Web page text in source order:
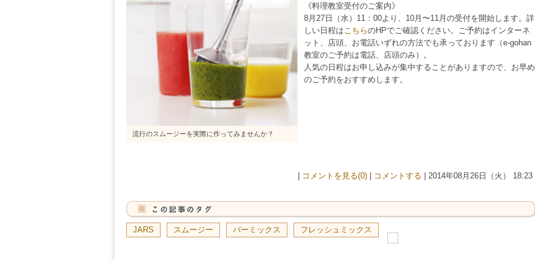
流行のスムージーを実際に作ってみませんか？
《料理教室受付のご案内》
8月27日（水）11：00より、10月〜11月の受付を開始します。詳
しい日程はこちらのHPでご確認ください。ご予約はインターネ
ット、店頭、お電話いずれの方法でも承っております（e-gohan
教室のご予約は電話、店頭のみ）。
人気の日程はお申し込みが集中することがありますので、お早め
のご予約をおすすめします。
コメントを見る(0) コメントする | 2014年08月26日（火） 18:23 |
JARS スムージー バーミックス フレッシュミックス